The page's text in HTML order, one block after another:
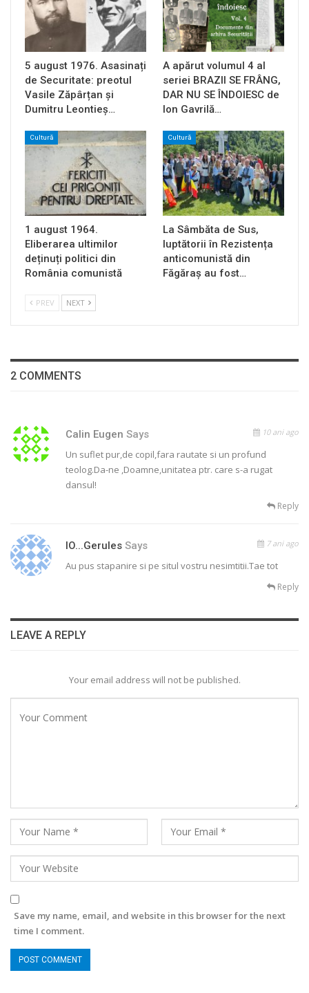
5 august 1976. Asasinați
de Securitate: preotul
Vasile Zăpârțan și
Dumitru Leontieș…
A apărut volumul 4 al
seriei BRAZII SE FRÂNG,
DAR NU SE ÎNDOIESC de
Ion Gavrilă…
Cultură
1 august 1964.
Eliberarea ultimilor
deținuți politici din
România comunistă
Cultură
La Sâmbăta de Sus,
luptătorii în Rezistența
anticomunistă din
Făgăraș au fost…
PREV NEXT
2 COMMENTS
Calin Eugen Says 10 ani ago
Un suflet pur,de copil,fara rautate si un profund
teolog.Da-ne ,Doamne,unitatea ptr. care s-a rugat
dansul!
Reply
IO...gerules Says 7 ani ago
Au pus stapanire si pe situl vostru nesimtitii.Tae tot
Reply
LEAVE A REPLY
Your email address will not be published.
Save my name, email, and website in this browser for the next
time I comment.